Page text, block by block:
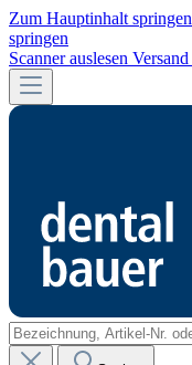
Zum Hauptinhalt springen
springen
Scanner auslesen Versand